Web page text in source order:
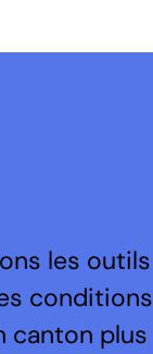
les outils
conditions
canton plus